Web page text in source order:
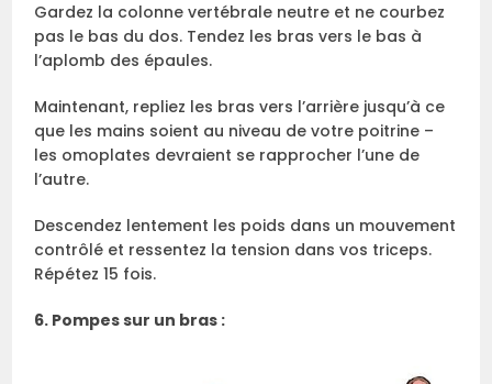
Gardez la colonne vertébrale neutre et ne courbez
pas le bas du dos. Tendez les bras vers le bas à
l’aplomb des épaules.
Maintenant, repliez les bras vers l’arrière jusqu’à ce
que les mains soient au niveau de votre poitrine –
les omoplates devraient se rapprocher l’une de
l’autre.
Descendez lentement les poids dans un mouvement
contrôlé et ressentez la tension dans vos triceps.
Répétez 15 fois.
6. Pompes sur un bras :